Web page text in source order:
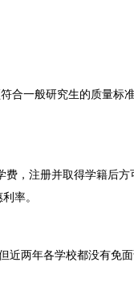
合一般研究生的质量标
，注册并取得学籍后
率。
近两年各学校都没有免